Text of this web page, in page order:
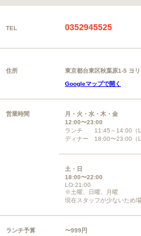
TEL 0352945525
住所
東京都台東区秋葉原1-5 ヨ
Googleマップで開く
営業時間
月・火・水・木・金
12:00〜23:00
ランチ 11:45～14:00（
ディナー 18:00〜23:00（
土・日
18:00〜22:00
LO:21:00
※土曜、日曜、月曜
現在スタッフが少ないため
ランチ予算 〜999円